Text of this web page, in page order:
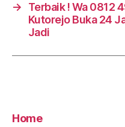
→
Terbaik ! Wa 0812
Kutorejo Buka 24
Jadi
Home